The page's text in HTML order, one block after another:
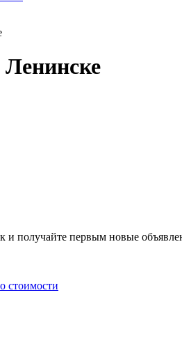
и получайте первым новые
стоимости